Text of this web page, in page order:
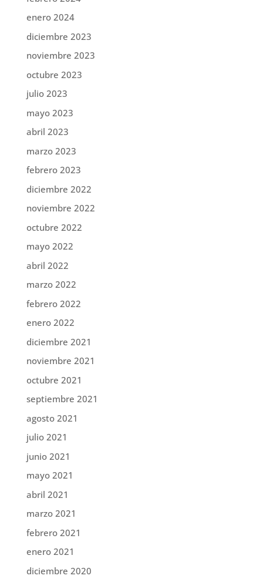
enero 2024
diciembre 2023
noviembre 2023
octubre 2023
julio 2023
mayo 2023
abril 2023
marzo 2023
febrero 2023
diciembre 2022
noviembre 2022
octubre 2022
mayo 2022
abril 2022
marzo 2022
febrero 2022
enero 2022
diciembre 2021
noviembre 2021
octubre 2021
septiembre 2021
agosto 2021
julio 2021
junio 2021
mayo 2021
abril 2021
marzo 2021
febrero 2021
enero 2021
diciembre 2020